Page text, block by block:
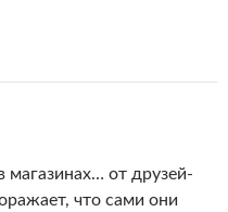
магазинах… от друзей-
что сами они